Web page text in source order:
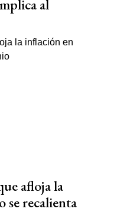
al
afloja la
se recalienta